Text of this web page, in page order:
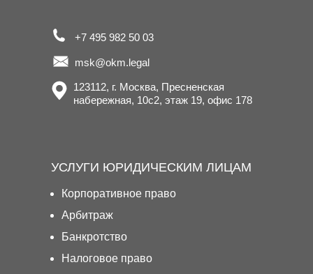
+7 495 982 50 03
msk@okm.legal
123112, г. Москва, Пресненская
набережная, 10с2, этаж 19, офис 178
УСЛУГИ ЮРИДИЧЕСКИМ ЛИЦАМ
Корпоративное право
Арбитраж
Банкротство
Налоговое право